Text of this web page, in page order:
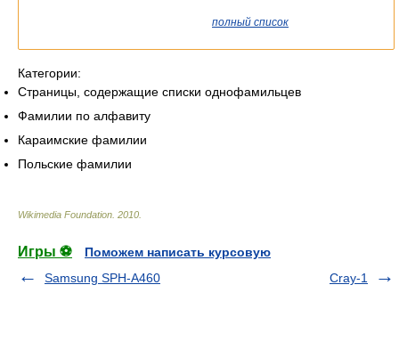
полный список
Категории:
Страницы, содержащие списки однофамильцев
Фамилии по алфавиту
Караимские фамилии
Польские фамилии
Wikimedia Foundation 2010
Игры ⚽
Поможем написать курсовую
Samsung SPH-A460
Cray-1